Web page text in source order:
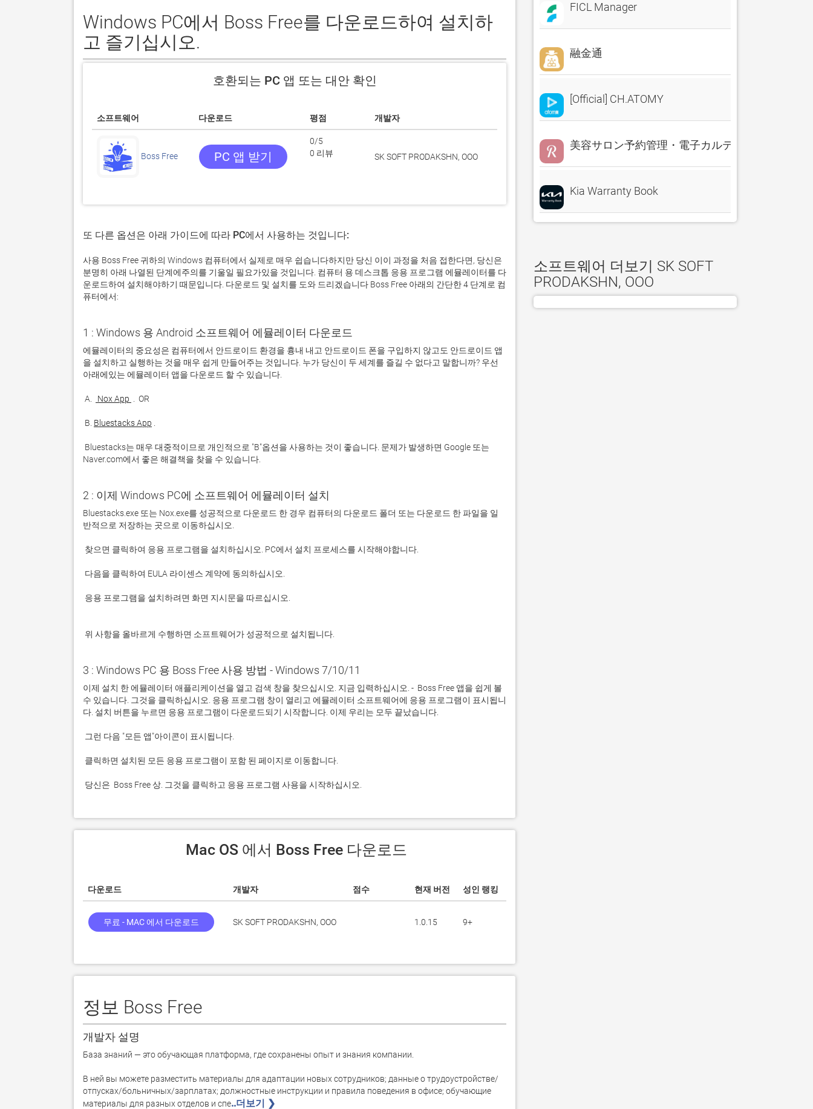
Windows PC에서 Boss Free를 다운로드하여 설치하
고 즐기십시오.
호환되는 PC 앱 또는 대안 확인
소프트웨어 다운로드 평점 개발자
Boss Free PC 앱 받기
0/5
0 리뷰
SK SOFT PRODAKSHN, OOO
또 다른 옵션은 아래 가이드에 따라 PC에서 사용하는 것입니다:
사용 Boss Free 귀하의 Windows 컴퓨터에서 실제로 매우 쉽습니다하지만 당신 이이 과정을 처음 접한다면, 당신은
분명히 아래 나열된 단계에주의를 기울일 필요가있을 것입니다. 컴퓨터 용 데스크톱 응용 프로그램 에뮬레이터를 다
운로드하여 설치해야하기 때문입니다. 다운로드 및 설치를 도와 드리겠습니다 Boss Free 아래의 간단한 4 단계로 컴
퓨터에서:
1 : Windows 용 Android 소프트웨어 에뮬레이터 다운로드
에뮬레이터의 중요성은 컴퓨터에서 안드로이드 환경을 흉내 내고 안드로이드 폰을 구입하지 않고도 안드로이드 앱
을 설치하고 실행하는 것을 매우 쉽게 만들어주는 것입니다. 누가 당신이 두 세계를 즐길 수 없다고 말합니까? 우선
A. Nox App
B. Bluestacks App
Naver.com에서 좋은 해결책을 찾을 수 있습니다.
2 : 이제 Windows PC에 소프트웨어 에뮬레이터 설치
Bluestacks.exe 또는 Nox.exe를 성공적으로 다운로드 한 경우 컴퓨터의 다운로드 폴더 또는 다운로드 한 파일을 일
위 사항을 올바르게 수행하면 소프트웨어가 성공적으로 설치됩니다.
3 : Windows PC 용 Boss Free 사용 방법 - Windows 7/10/11
이제 설치 한 에뮬레이터 애플리케이션을 열고 검색 창을 찾으십시오. 지금 입력하십시오. -  Boss Free 앱을 쉽게 볼
수 있습니다. 그것을 클릭하십시오. 응용 프로그램 창이 열리고 에뮬레이터 소프트웨어에 응용 프로그램이 표시됩니
당신은  Boss Free 상. 그것을 클릭하고 응용 프로그램 사용을 시작하십시오.
Mac OS 에서 Boss Free 다운로드
다운로드 개발자 점수 현재 버전 성인 랭킹
무료 - MAC 에서 다운로드 SK SOFT PRODAKSHN, OOO 1.0.15 9+
정보 Boss Free
개발자 설명
База знаний — это обучающая платформа, где сохранены опыт и знания компании.
В ней вы можете разместить материалы для адаптации новых сотрудников; данные о трудоустройстве/
отпусках/больничных/зарплатах; должностные инструкции и правила поведения в офисе; обучающие
материалы для разных отделов и спе..더보기 ❯
FICL Manager
融金通
[Official] CH.ATOMY
美容サロン予約管理・電子カルテ・売上分析
Kia Warranty Book
소프트웨어 더보기 SK SOFT
PRODAKSHN, OOO